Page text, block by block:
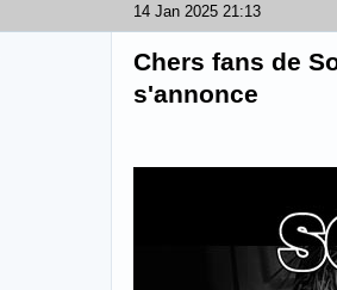
14 Jan 2025 21:13
Chers fans de
s'annonce